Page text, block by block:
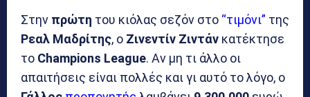
Στην πρώτη του κιόλας σεζόν στο “τιμόνι” της
Ρεαλ Μαδρίτης, ο Ζινεντίν Ζιντάν κατέκτησε
το Champions League. Αν μη τι άλλο οι
απαιτήσεις είναι πολλές και γι αυτό το λόγο, ο